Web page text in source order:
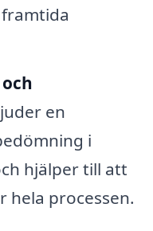
en
i
hjälper till att
hela processen.